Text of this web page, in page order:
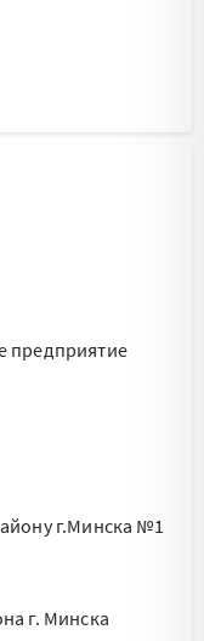
предприятие
г.Минска №1
г. Минска